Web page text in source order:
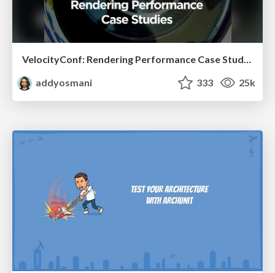
VelocityConf: Rendering Performance Case Studies
addyosmani
333 25k